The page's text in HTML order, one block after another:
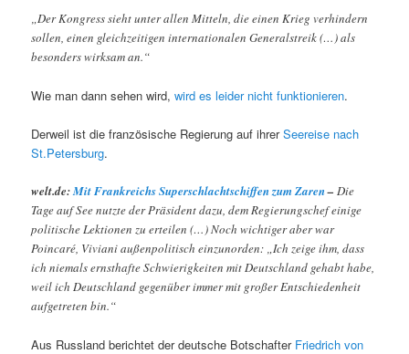
„Der Kongress sieht unter allen Mitteln, die einen Krieg verhindern
sollen, einen gleichzeitigen internationalen Generalstreik (…) als
besonders wirksam an.“
Wie man dann sehen wird,wird es leider nicht funktionieren.
Derweil ist die französische Regierung auf ihrerSeereise nach
St.Petersburg.
welt.de:Mit Frankreichs Superschlachtschiffen zum Zaren– Die
Tage auf See nutzte der Präsident dazu, dem Regierungschef einige
politische Lektionen zu erteilen (…) Noch wichtiger aber war
Poincaré, Viviani außenpolitisch einzunorden: „Ich zeige ihm, dass
ich niemals ernsthafte Schwierigkeiten mit Deutschland gehabt habe,
weil ich Deutschland gegenüber immer mit großer Entschiedenheit
aufgetreten bin.“
Aus Russland berichtet der deutsche Botschafter Friedrich von